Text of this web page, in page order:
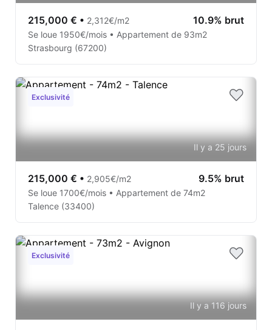
215,000 € • 2,312€/m2 10.9% brut
Se loue 1950€/mois • Appartement de 93m2
Strasbourg (67200)
Exclusivité
Il y a 25 jours
215,000 € • 2,905€/m2 9.5% brut
Se loue 1700€/mois • Appartement de 74m2
Talence (33400)
Exclusivité
Il y a 116 jours